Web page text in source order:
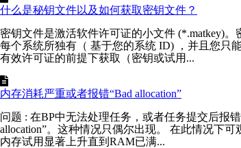
什么是秘钥文件以及如何获取密钥文件？
密钥文件是激活软件许可证的小文件 (*.matkey)。
每个系统所独有（ 基于您的系统 ID) ，并且您只
有效许可证的前提下获取（密钥或试用...
内存消耗严重或者报错“Bad allocation”
问题 : 在BP中无法处理任务，或者任务提交后报
allocation”。这种情况只偶尔出现。 在此情况下可
内存试用显著上升直到RAM已满...